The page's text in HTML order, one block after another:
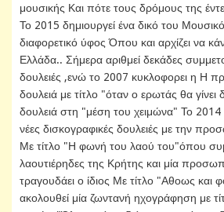
μουσικής Και πότε τους δρόμους της
Το 2015 δημιουργεί ένα δικό του
διαφορετικό ύφος Όπου και αρχίζει να
Ελλάδα.. Σήμερα αριθμεί δεκάδες
δουλειές ,ενώ το 2007 κυκλοφορει η Η
δουλειά με τίτλο "όταν ο ερωτάς θα
δουλειά στη "μέση του χειμώνα" Το
νέες δισκογραφικές δουλειές με την
Με τίτλο "Η φωνή του λαού του"όπου
λαουτιέρηδες της Κρήτης και μία
τραγουδάει ο ίδιος Με τίτλο "Αθοως και
ακολουθεί μία ζωντανή ηχογράφηση με